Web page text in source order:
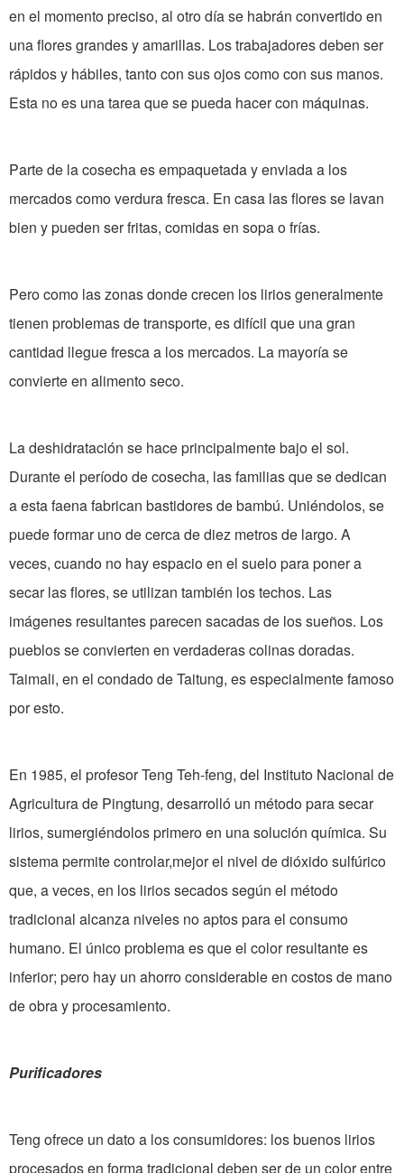
en el momento preciso, al otro día se habrán convertido en
una flores grandes y amarillas. Los trabajadores deben ser
rápidos y hábiles, tanto con sus ojos como con sus manos.
Esta no es una tarea que se pueda hacer con máquinas.
Parte de la cosecha es empaquetada y enviada a los
mercados como verdura fresca. En casa las flores se lavan
bien y pueden ser fritas, comidas en sopa o frías.
Pero como las zonas donde crecen los lirios generalmente
tienen problemas de transporte, es difícil que una gran
cantidad llegue fresca a los mercados. La mayoría se
convierte en alimento seco.
La deshidratación se hace principalmente bajo el sol.
Durante el período de cosecha, las familias que se dedican
a esta faena fabrican bastidores de bambú. Uniéndolos, se
puede formar uno de cerca de diez metros de largo. A
veces, cuando no hay espacio en el suelo para poner a
secar las flores, se utilizan también los techos. Las
imágenes resultantes parecen sacadas de los sueños. Los
pueblos se convierten en verdaderas colinas doradas.
Taimali, en el condado de Taitung, es especialmente famoso
por esto.
En 1985, el profesor Teng Teh-feng, del Instituto Nacional de
Agricultura de Pingtung, desarrolló un método para secar
lirios, sumergiéndolos primero en una solución química. Su
sistema permite controlar,mejor el nivel de dióxido sulfúrico
que, a veces, en los lirios secados según el método
tradicional alcanza niveles no aptos para el consumo
humano. El único problema es que el color resultante es
inferior; pero hay un ahorro considerable en costos de mano
de obra y procesamiento.
Purificadores
Teng ofrece un dato a los consumidores: los buenos lirios
procesados en forma tradicional deben ser de un color entre